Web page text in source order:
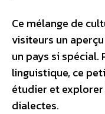
Ce mélange de
visiteurs un
un pays si spécial.
linguistique, ce
étudier et
dialectes.